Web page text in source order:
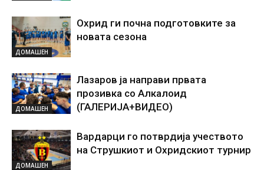
ДОМАШЕН
Охрид ги почна подготовките за
новата сезона
ДОМАШЕН
Лазаров ја направи првата
прозивка со Алкалоид
(ГАЛЕРИЈА+ВИДЕО)
ДОМАШЕН
Вардарци го потврдија учеството
на Струшкиот и Охридскиот турнир